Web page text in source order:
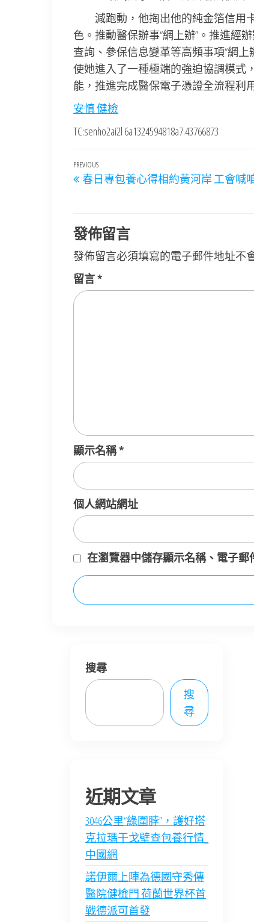
減跑動，他掏出他的純金箔信用
色。推動醫保辦事“網上辦”。推進經
查詢、參保信息變革等高頻事項“網上
使她進入了一種極端的強迫協調模式
能，推進完成醫保電子憑證全流程利
安慎 健檢
TC:senho2ai2l 6a1324594818a7.43766873
文
章
覽
Previous
Post
PREVIOUS
春日專包養心得相約黃河岸 工會喊
發佈留言
發佈留言必須填寫的電子郵件地址不
留言*
顯示名稱*
個人網站網址
在瀏覽器中儲存顯示名稱、電子郵
搜尋
搜
尋
近期文章
3046公里“綠圍脖”，護好塔
克拉瑪干戈壁查包養行情_
中國網
諾伊爾上陣為德國守秀傳
醫院健檢門 荷蘭世界杯首
戰德派可首發